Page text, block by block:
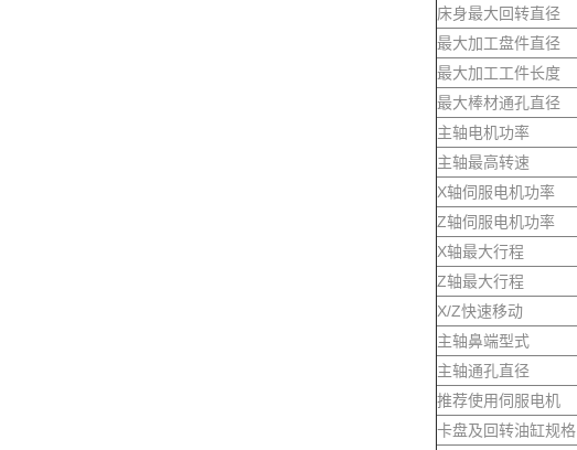
床身最大回转直径
最大加工盘件直径
最大加工工件长度
最大棒材通孔直径
主轴电机功率
主轴最高转速
X轴伺服电机功率
Z轴伺服电机功率
X轴最大行程
Z轴最大行程
X/Z快速移动
主轴鼻端型式
主轴通孔直径
推荐使用伺服电机
卡盘及回转油缸规格